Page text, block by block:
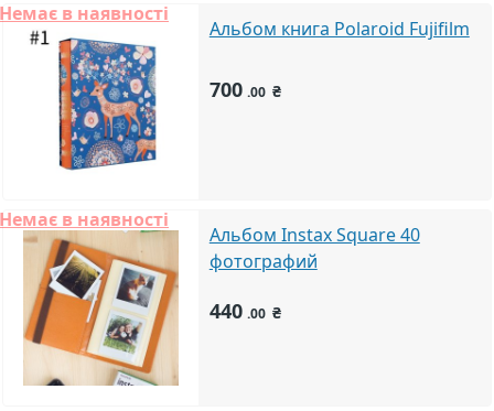
Немає в наявності
Альбом книга Polaroid Fujifilm
700 .00 ₴
Немає в наявності
Альбом Instax Square 40
фотографий
440 .00 ₴